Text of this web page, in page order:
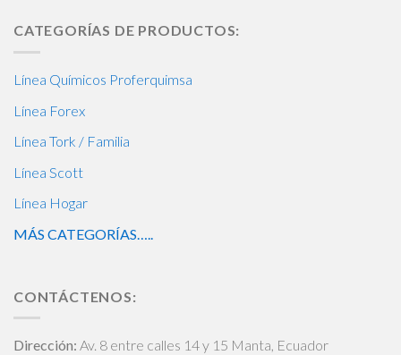
CATEGORÍAS DE PRODUCTOS:
Línea Químicos Proferquimsa
Línea Forex
Línea Tork / Familia
Línea Scott
Línea Hogar
MÁS CATEGORÍAS…..
CONTÁCTENOS:
Dirección: Av. 8 entre calles 14 y 15 Manta, Ecuador